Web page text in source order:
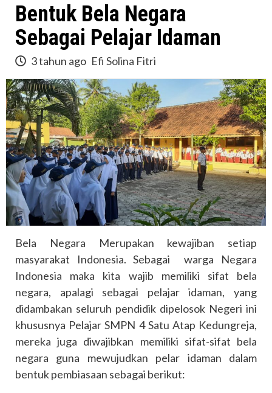
Bentuk Bela Negara
Sebagai Pelajar Idaman
3 tahun ago Efi Solina Fitri
Bela Negara Merupakan kewajiban setiap
masyarakat Indonesia. Sebagai warga Negara
Indonesia maka kita wajib memiliki sifat bela
negara, apalagi sebagai pelajar idaman, yang
didambakan seluruh pendidik dipelosok Negeri ini
khususnya Pelajar SMPN 4 Satu Atap Kedungreja,
mereka juga diwajibkan memiliki sifat-sifat bela
negara guna mewujudkan pelar idaman dalam
bentuk pembiasaan sebagai berikut: